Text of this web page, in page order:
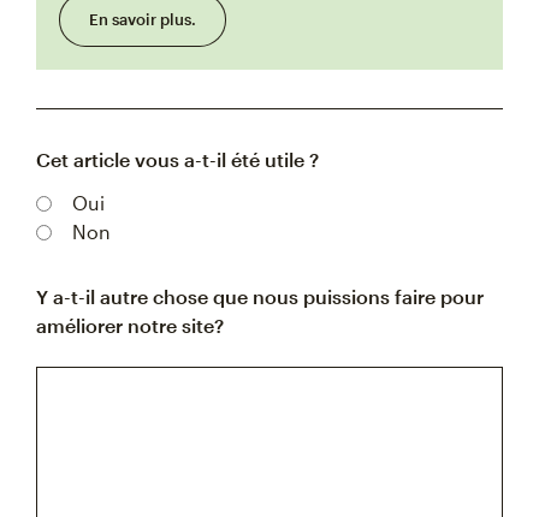
En savoir plus.
Cet article vous a-t-il été utile ?
Oui
Non
Y a-t-il autre chose que nous puissions faire pour
améliorer notre site?